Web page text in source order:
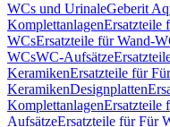
WCs und UrinaleGeberit
KomplettanlagenErsatzteile
WCsErsatzteile für Wand-
WCsWC-Aufsätze
KeramikenErsatzteile für
KeramikenDesignplatten
KomplettanlagenErsatzteile
AufsätzeErsatzteile für Für